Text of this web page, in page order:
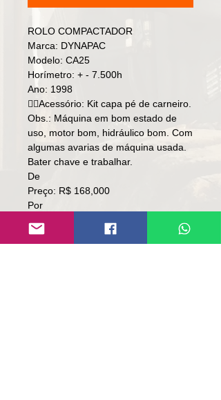
ROLO COMPACTADOR
Marca: DYNAPAC
Modelo: CA25
Horímetro: + - 7.500h
Ano: 1998
👉🏻Acessório: Kit capa pé de carneiro.
Obs.: Máquina em bom estado de
uso, motor bom, hidráulico bom. Com
algumas avarias de máquina usada.
Bater chave e trabalhar.
De
Preço: R$ 168,000
Por
Local: RS